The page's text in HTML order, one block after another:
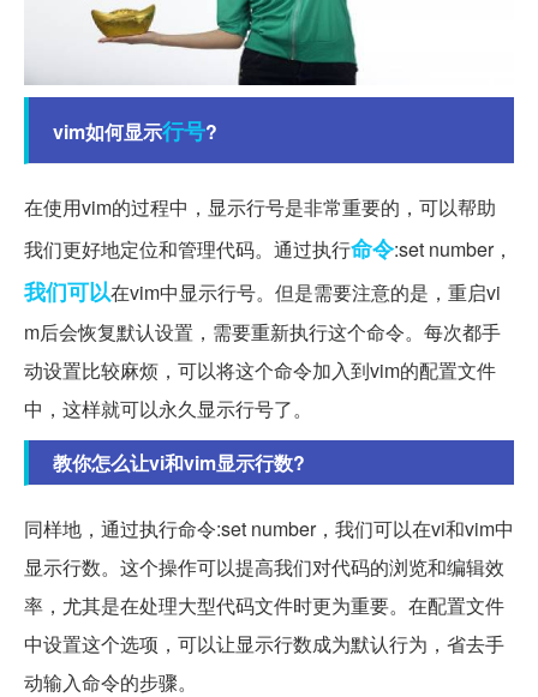
vim如何显示行号?
在使用vim的过程中，显示行号是非常重要的，可以帮助
我们更好地定位和管理代码。通过执行命令:set number，
我们可以在vim中显示行号。但是需要注意的是，重启vi
m后会恢复默认设置，需要重新执行这个命令。每次都手
动设置比较麻烦，可以将这个命令加入到vim的配置文件
中，这样就可以永久显示行号了。
教你怎么让vi和vim显示行数?
同样地，通过执行命令:set number，我们可以在vi和vim中
显示行数。这个操作可以提高我们对代码的浏览和编辑效
率，尤其是在处理大型代码文件时更为重要。在配置文件
中设置这个选项，可以让显示行数成为默认行为，省去手
动输入命令的步骤。